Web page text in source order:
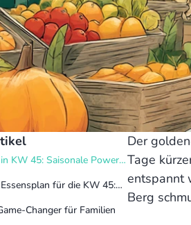
KW 45: Saisonale Power
für die KW 45:
Changer für Familien
Der
Tage
entspannt
Berg